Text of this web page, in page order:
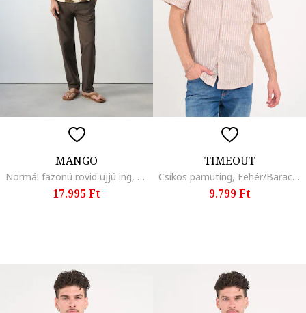
MANGO
Normál fazonú rövid ujjú ing, Világosbézs/Fangóbarna
17.995 Ft
TIMEOUT
Csíkos pamuting, Fehér/Barackszín
9.799 Ft